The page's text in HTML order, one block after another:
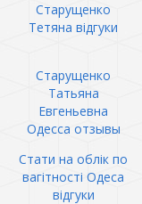
Старущенко
Тетяна відгуки
Старущенко
Татьяна
Евгеньевна
Одесса отзывы
Стати на облік по
вагітності Одеса
відгуки